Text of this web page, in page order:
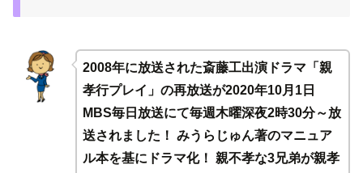
2008年に放送された斎藤工出演ドラマ「親
孝行プレイ」の再放送が2020年10月1日
MBS毎日放送にて毎週木曜深夜2時30分～放
送されました！ みうらじゅん著のマニュア
ル本を基にドラマ化！ 親不孝な3兄弟が親孝